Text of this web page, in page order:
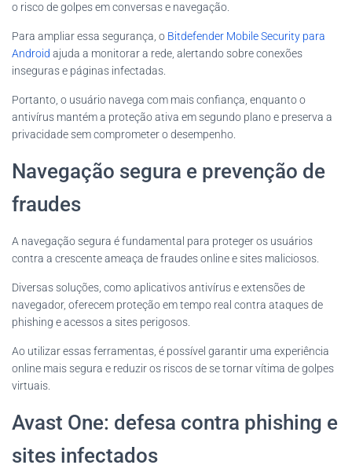
o risco de golpes em conversas e navegação.
Para ampliar essa segurança, o Bitdefender Mobile Security para
Android ajuda a monitorar a rede, alertando sobre conexões
inseguras e páginas infectadas.
Portanto, o usuário navega com mais confiança, enquanto o
antivírus mantém a proteção ativa em segundo plano e preserva a
privacidade sem comprometer o desempenho.
Navegação segura e prevenção de
fraudes
A navegação segura é fundamental para proteger os usuários
contra a crescente ameaça de fraudes online e sites maliciosos.
Diversas soluções, como aplicativos antivírus e extensões de
navegador, oferecem proteção em tempo real contra ataques de
phishing e acessos a sites perigosos.
Ao utilizar essas ferramentas, é possível garantir uma experiência
online mais segura e reduzir os riscos de se tornar vítima de golpes
virtuais.
Avast One: defesa contra phishing e
sites infectados